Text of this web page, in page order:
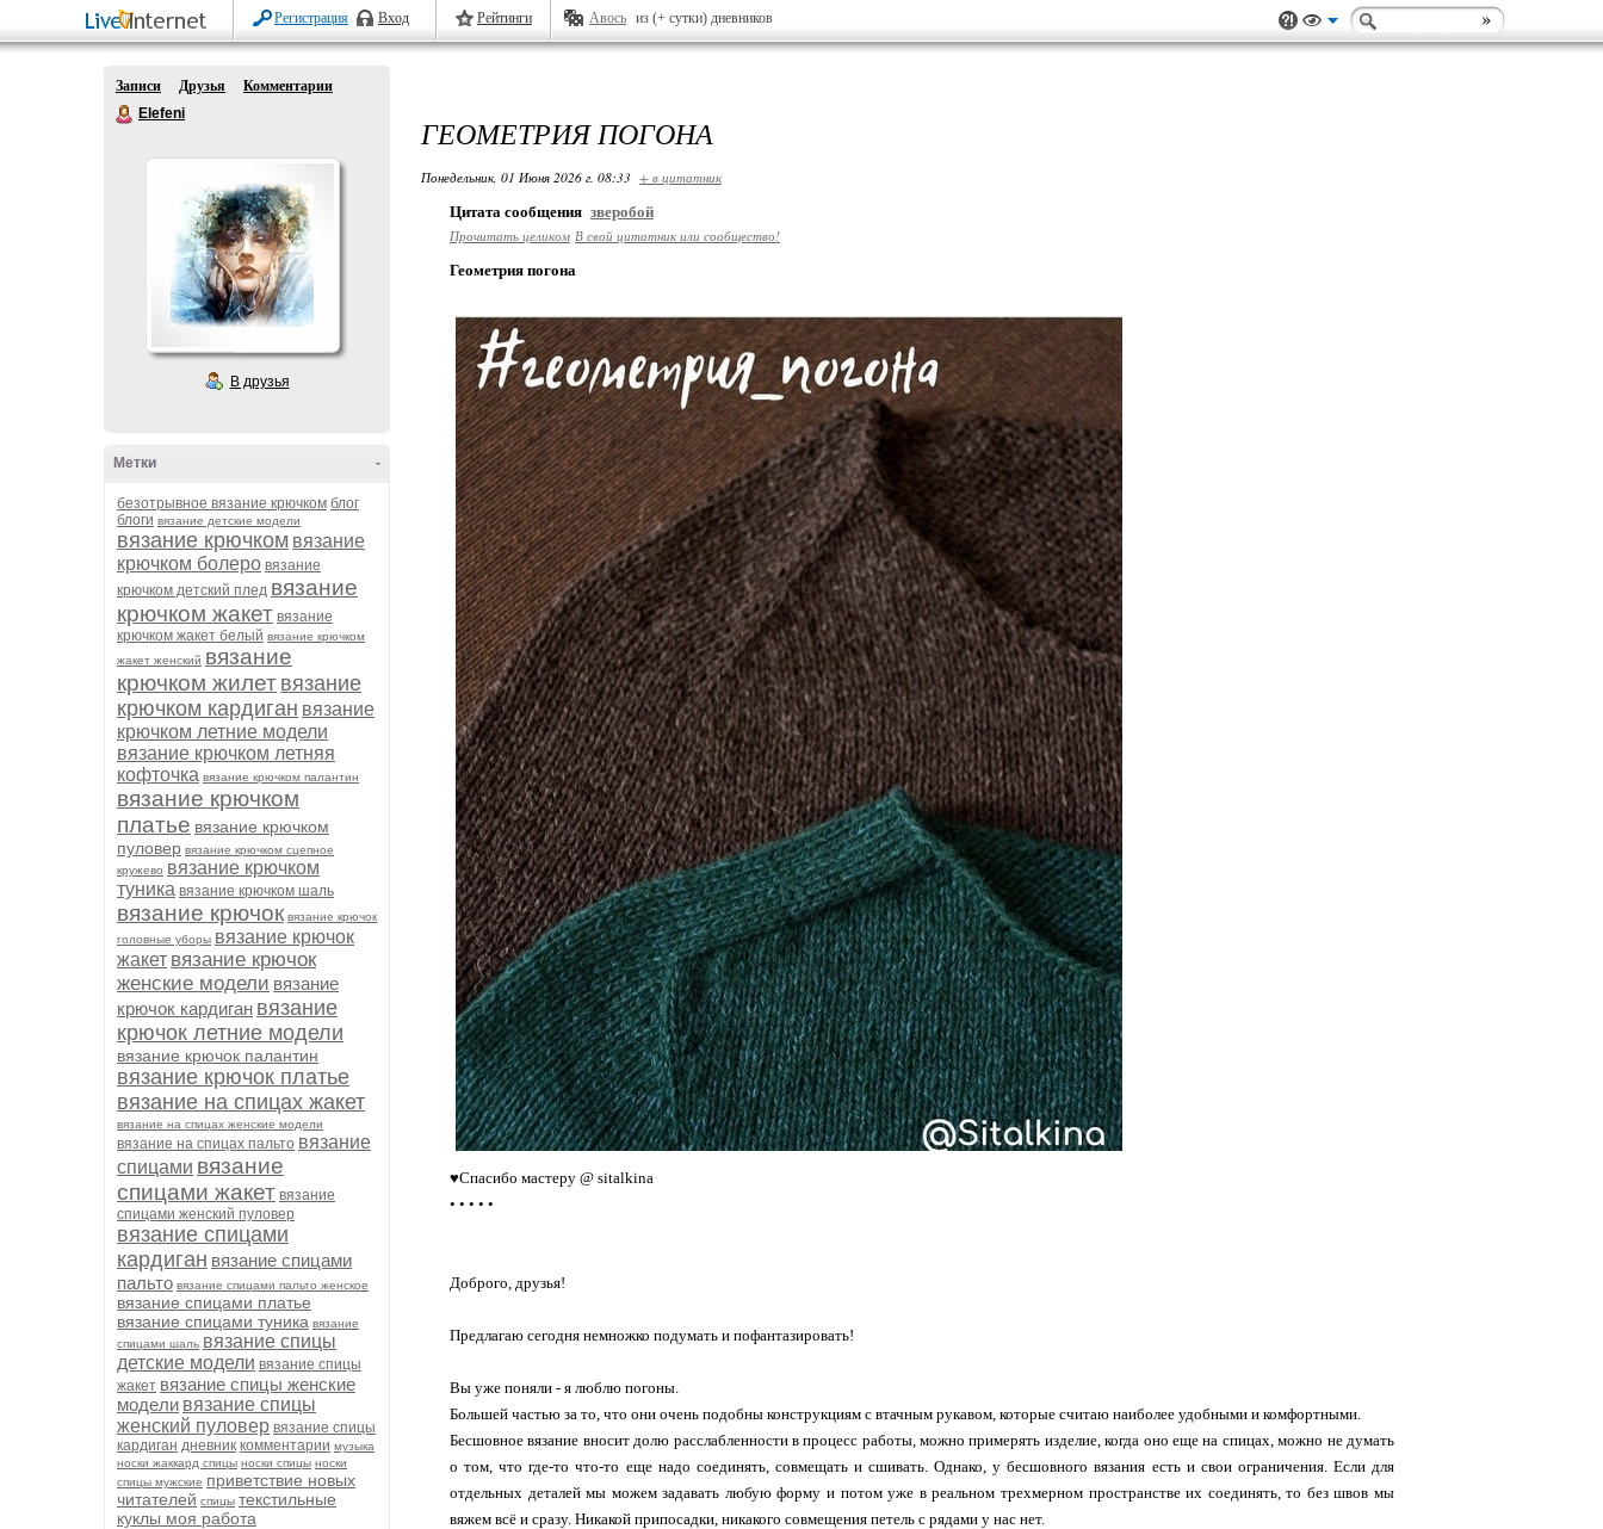
Регистрация Вход Рейтинги Авось из (+ сутки) дневников
Записи Друзья
Комментарии
Elefeni
В друзья
-
Метки
безотрывное вязание крючком блог
блоги вязание детские модели
вязание крючком вязание
крючком болеро вязание
крючком детский плед вязание
крючком жакет вязание
крючком жакет белый вязание крючком
жакет женский вязание
крючком жилет вязание
крючком кардиган вязание
крючком летние модели
вязание крючком летняя
кофточка вязание крючком палантин
вязание крючком
платье вязание крючком
пуловер вязание крючком сцепное
кружево вязание крючком
туника вязание крючком шаль
вязание крючок вязание крючок
головные уборы вязание крючок
жакет вязание крючок
женские модели вязание
крючок кардиган вязание
крючок летние модели
вязание крючок палантин
вязание крючок платье
вязание на спицах жакет
вязание на спицах женские модели
вязание на спицах пальто вязание
спицами вязание
спицами жакет вязание
спицами женский пуловер
вязание спицами
кардиган вязание спицами
пальто вязание спицами пальто женское
вязание спицами платье
вязание спицами туника вязание
спицами шаль вязание спицы
детские модели вязание спицы
жакет вязание спицы женские
модели вязание спицы
женский пуловер вязание спицы
кардиган дневник комментарии музыка
носки жаккард спицы носки спицы носки
спицы мужские приветствие новых
читателей спицы текстильные
куклы моя работа
ГЕОМЕТРИЯ ПОГОНА
Понедельник, 01 Июня 2026 г. 08:33 + в цитатник
Цитата сообщения зверобой
Прочитать целиком В свой цитатник или сообщество!
Геометрия погона
♥Спасибо мастеру @ sitalkina
• • • • •
Доброго, друзья!
Предлагаю сегодня немножко подумать и пофантазировать!
Вы уже поняли - я люблю погоны.
Большей частью за то, что они очень подобны конструкциям с втачным рукавом, которые считаю наиболее удобными и комфортными.
Бесшовное вязание вносит долю расслабленности в процесс работы, можно примерять изделие, когда оно еще на спицах, можно не думать
о том, что где-то что-то еще надо соединять, совмещать и сшивать. Однако, у бесшовного вязания есть и свои ограничения. Если для
отдельных деталей мы можем задавать любую форму и потом уже в реальном трехмерном пространстве их соединять, то без швов мы
вяжем всё и сразу. Никакой припосадки, никакого совмещения петель с рядами у нас нет.